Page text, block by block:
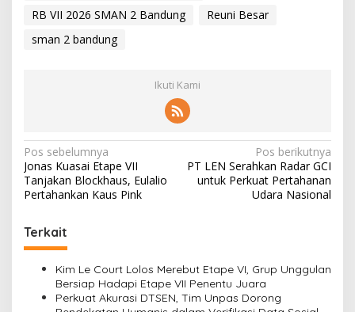
RB VII 2026 SMAN 2 Bandung
Reuni Besar
sman 2 bandung
Ikuti Kami
N
a
v
i
g
Pos sebelumnya
Jonas Kuasai Etape VII
Tanjakan Blockhaus, Eulalio
Pertahankan Kaus Pink
Pos berikutnya
PT LEN Serahkan Radar GCI
untuk Perkuat Pertahanan
Udara Nasional
Terkait
Kim Le Court Lolos Merebut Etape VI, Grup Unggulan
Bersiap Hadapi Etape VII Penentu Juara
Perkuat Akurasi DTSEN, Tim Unpas Dorong